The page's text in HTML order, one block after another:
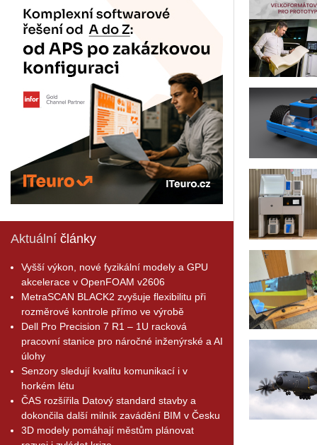
Aktuální články
Vyšší výkon, nové fyzikální modely a GPU
akcelerace v OpenFOAM v2606
MetraSCAN BLACK2 zvyšuje flexibilitu při
rozměrové kontrole přímo ve výrobě
Dell Pro Precision 7 R1 – 1U racková
pracovní stanice pro náročné inženýrské a AI
úlohy
Senzory sledují kvalitu komunikací i v
horkém létu
ČAS rozšířila Datový standard stavby a
dokončila další milník zavádění BIM v Česku
3D modely pomáhají městům plánovat